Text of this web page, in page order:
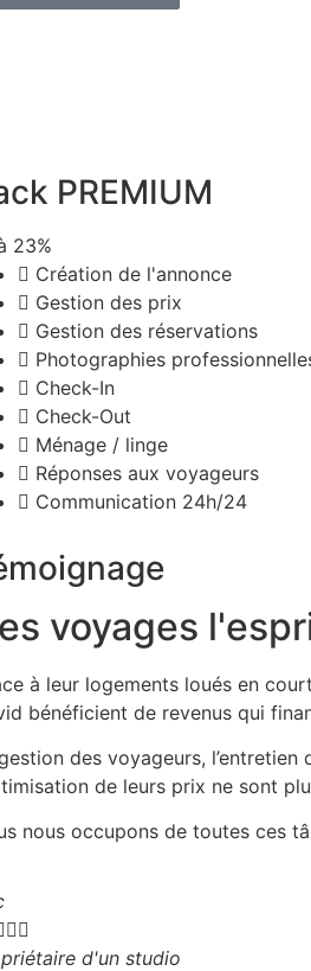
PREMIUM
23%
Création de l'annonce
Gestion des prix
Gestion des réservations
Photographies
Check-In
Check-Out
Ménage / linge
Réponses aux voyageurs
Communication 24h/24
voyages
à leur logements loués en
bénéficient de revenus qui
des voyageurs,
de leurs prix ne sont
nous occupons de toutes ces

d'un studio